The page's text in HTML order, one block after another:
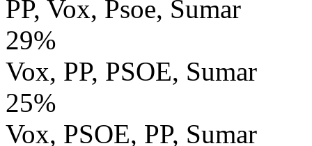
PP, Vox, Psoe, Sumar
29%
Vox, PP, PSOE, Sumar
25%
Vox, PSOE, PP, Sumar